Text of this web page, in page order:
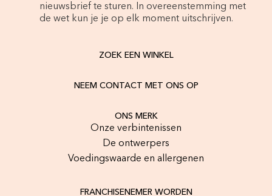
nieuwsbrief te sturen. In overeenstemming met
de wet kun je je op elk moment uitschrijven.
ZOEK EEN WINKEL
NEEM CONTACT MET ONS OP
ONS MERK
Onze verbintenissen
De ontwerpers
Voedingswaarde en allergenen
FRANCHISENEMER WORDEN